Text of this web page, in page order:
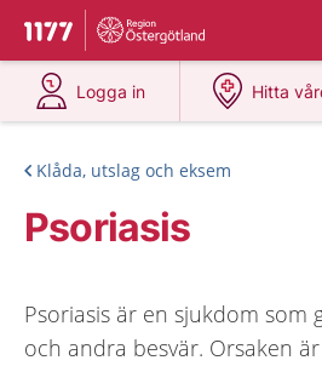
Till startsidan för 1177
Du har valt region
Logga in
på 1177.se
Hitta
på
Klåda, utslag och eksem
Psoriasis
Psoriasis är en sjukdom som
och andra besvär. Orsaken